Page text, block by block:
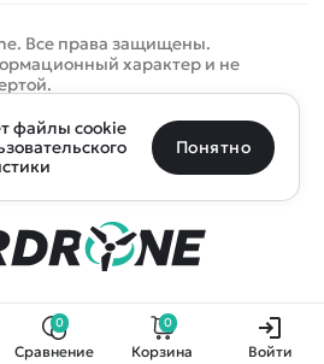
Все права защищены.
характер и не
Очистить
В корзину
0
Сравнение
0
Корзина Войти
Майкоп Уфа
пунктов
файлы cookie
Понятно